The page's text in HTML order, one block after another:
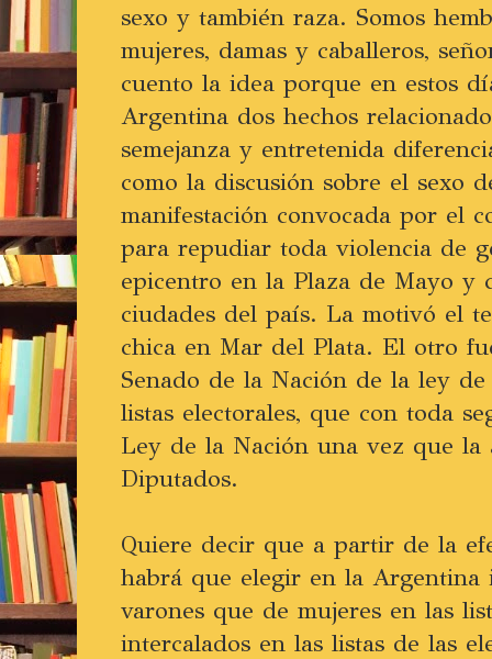
sexo y también raza. Somos
mujeres, damas y caballeros,
cuento la idea porque en estos
Argentina dos hechos
semejanza y entretenida
como la discusión sobre el sexo
manifestación convocada por el
para repudiar toda violencia de
epicentro en la Plaza de Mayo y
ciudades del país. La motivó el
chica en Mar del Plata. El otro
Senado de la Nación de la ley
listas electorales, que con toda
Ley de la Nación una vez que la
Diputados.
Quiere decir que a partir de la
habrá que elegir en la Argentina
varones que de mujeres en las
intercalados en las listas de las